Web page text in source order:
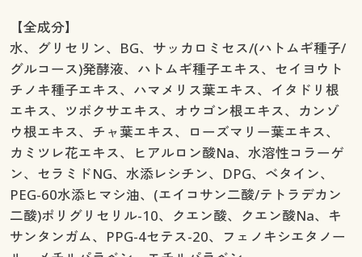
【全成分】
水、グリセリン、BG、サッカロミセス/(ハトムギ種子/
グルコース)発酵液、ハトムギ種子エキス、セイヨウト
チノキ種子エキス、ハマメリス葉エキス、イタドリ根
エキス、ツボクサエキス、オウゴン根エキス、カンゾ
ウ根エキス、チャ葉エキス、ローズマリー葉エキス、
カミツレ花エキス、ヒアルロン酸Na、水溶性コラーゲ
ン、セラミドNG、水添レシチン、DPG、ベタイン、
PEG-60水添ヒマシ油、(エイコサン二酸/テトラデカン
二酸)ポリグリセリル-10、クエン酸、クエン酸Na、キ
サンタンガム、PPG-4セテス-20、フェノキシエタノー